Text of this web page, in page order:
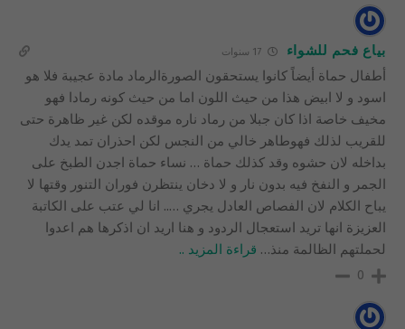
بياع فحم للشواء 17 سنوات
أطفال حماة أيضاً كانوا يستحقون الصورةالرماد مادة عجيبة فلا هو
اسود و لا ابيض هذا من حيث اللون اما من حيث كونه رمادا فهو
مخيف خاصة اذا كان جبلا من رماد ناره موقده لكن غير ظاهرة حتى
للقريب لذلك فهوطاهر خالي من النجس لكن احذران تمد يدك
بداخله لان حشوه وقد كذلك حماة … نساء حماة اجدن الطبخ على
الجمر و النفخ فيه بدون نار و لا دخان ينتظرن فوران التنور وقتها لا
يباح الكلام لان الفصاص العادل يجري ….. انا لي عتب على الكاتبة
العزيزة انها تريد استعجال الردود و هنا اريد ان اذكرها هم اعدوا
لحملتهم الظالمة منذ… قراءة المزيد ..
0